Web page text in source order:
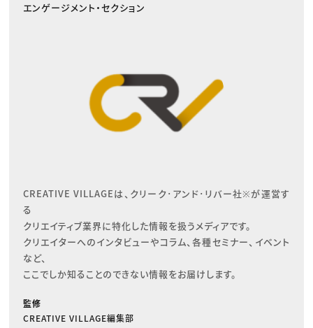
エンゲージメント・セクション
CREATIVE VILLAGEは、クリーク･アンド･リバー社※が運営す
る
クリエイティブ業界に特化した情報を扱うメディアです。
クリエイターへのインタビューやコラム、各種セミナー、イベント
など、
ここでしか知ることのできない情報をお届けします。
監修
CREATIVE VILLAGE編集部